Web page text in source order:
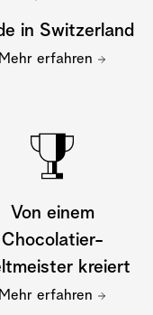
in Switzerland
Mehr erfahren
Von einem
Chocolatier-
kreiert
Mehr erfahren